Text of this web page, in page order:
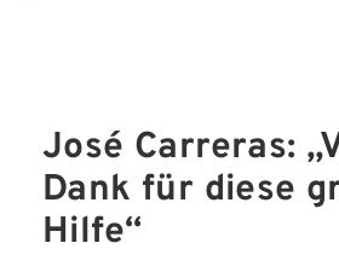
José Carreras:
Dank für diese
Hilfe“